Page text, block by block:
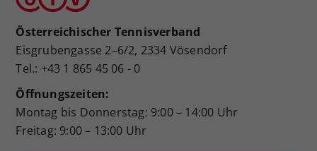
Österreichischer Tennisverband
Eisgrubengasse 2–6/2, 2334 Vösendorf
Tel.: +43 1 865 45 06 - 0
Öffnungszeiten:
Montag bis Donnerstag: 9:00 – 14:00 Uhr
Freitag: 9:00 – 13:00 Uhr